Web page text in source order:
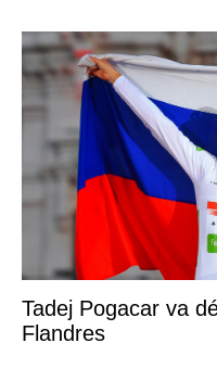
Tadej Pogacar va
Flandres